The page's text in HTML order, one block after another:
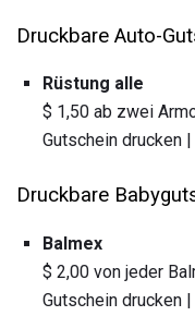
Druckbare Auto-
Rüstung alle
$ 1,50 ab zwei
Gutschein drucken
Druckbare
Balmex
$ 2,00 von jeder
Gutschein drucken